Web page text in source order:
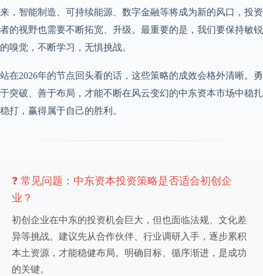
来，智能制造、可持续能源、数字金融等将成为新的风口，投资
者的视野也需要不断拓宽、升级。最重要的是，我们要保持敏锐
的嗅觉，不断学习，无惧挑战。
站在2026年的节点回头看的话，这些策略的成效会格外清晰。勇
于突破、善于布局，才能不断在风云变幻的中东资本市场中稳扎
稳打，赢得属于自己的胜利。
❓ 常见问题：中东资本投资策略是否适合初创企
业？
初创企业在中东的投资机会巨大，但也面临法规、文化差
异等挑战。建议先从合作伙伴、行业调研入手，逐步累积
本土资源，才能稳健布局。明确目标、循序渐进，是成功
的关键。